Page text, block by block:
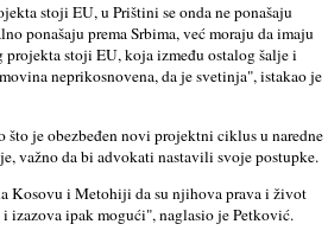
stoji EU, u Prištini se onda ne ponašaju
ponašaju prema Srbima, već moraju da imaju
projekta stoji EU, koja između ostalog šalјe i
neprikosnovena, da je svetinja", istakao je
što je obezbeđen novi projektni ciklus u naredne
važno da bi advokati nastavili svoje postupke.
Kosovu i Metohiji da su njihova prava i život
izazova ipak mogući", naglasio je Petković.